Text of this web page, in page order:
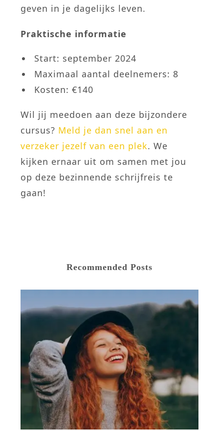
geven in je dagelijks leven.
Praktische informatie
Start: september 2024
Maximaal aantal deelnemers: 8
Kosten: €140
Wil jij meedoen aan deze bijzondere
cursus? Meld je dan snel aan en
verzeker jezelf van een plek. We
kijken ernaar uit om samen met jou
op deze bezinnende schrijfreis te
gaan!
Recommended Posts